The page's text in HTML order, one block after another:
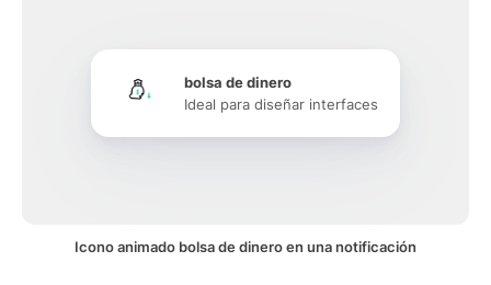
bolsa de dinero
Ideal para diseñar interfaces
Icono animado bolsa de dinero en una notificación